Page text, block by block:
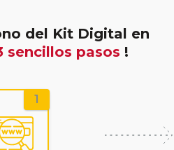
del Kit Digital en
sencillos pasos !
1